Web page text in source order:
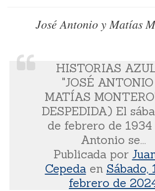
José Antonio y Matías
HISTORIAS
"JOSÉ
MATÍAS
DESPEDIDA) El
de febrero de 1934
Antonio se...
Publicada por
Cepedaen Sábado,
febrero de